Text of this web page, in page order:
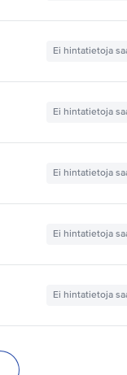
Ei hintatietoja
Ei hintatietoja
Ei hintatietoja
Ei hintatietoja
Ei hintatietoja